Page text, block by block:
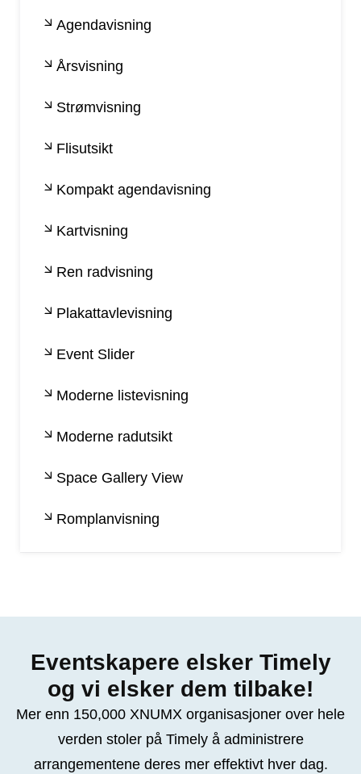
Agendavisning
Årsvisning
Strømvisning
Flisutsikt
Kompakt agendavisning
Kartvisning
Ren radvisning
Plakattavlevisning
Event Slider
Moderne listevisning
Moderne radutsikt
Space Gallery View
Romplanvisning
Eventskapere elsker Timely
og vi elsker dem tilbake!
Mer enn 150,000 XNUMX organisasjoner over hele
verden stoler på Timely å administrere
arrangementene deres mer effektivt hver dag.